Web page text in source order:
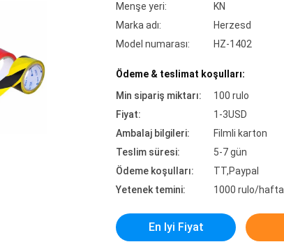
Menşe yeri:
KN
Marka adı:
Herzesd
Model numarası:
HZ-1402
Ödeme & teslimat koşulları:
Min sipariş miktarı:
100 rulo
Fiyat:
1-3USD
Ambalaj bilgileri:
Filmli karton
Teslim süresi:
5-7 gün
Ödeme koşulları:
TT,Paypal
Yetenek temini:
1000 rulo/hafta
En Iyi Fiyat